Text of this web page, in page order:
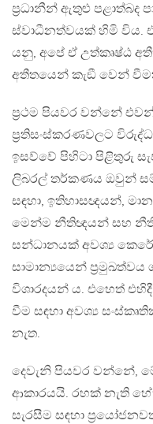
ප‍්‍රධානීන් ඇතුළු පළාත්බද
ස්වාධීනත්වයක් හිමි විය. ඒ
යනු, අපේ ඒ උත්කෘෂ්ඨ
අතීතයෙන් කැඞී වෙන්
ප‍්‍රථම පියවර වන්නේ
ප‍්‍රතිසංස්කරණවලට
ඉසව්වේ පිහිටා පිළිතුරු
ලිබරල් තර්කණය ඔවුන්
සඳහා, ඉතිහාසඥයන්,
මෙන්ම නීතිඥයන් සහ නීති
සන්ධානයක් අවශ්‍ය
සාමාන්‍යයෙන්
විශාරදයන් ය. එහෙත්
වීම සඳහා අවශ්‍ය
නැත.
දෙවැනි පියවර වන්නේ,
ආකාරයයි. රහක් නැති
සැරසීම සඳහා